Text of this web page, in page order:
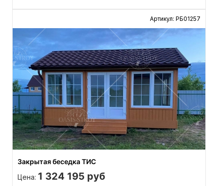
Артикул: РБ01257
Закрытая беседка ТИС
Цена: 1 324 195 руб